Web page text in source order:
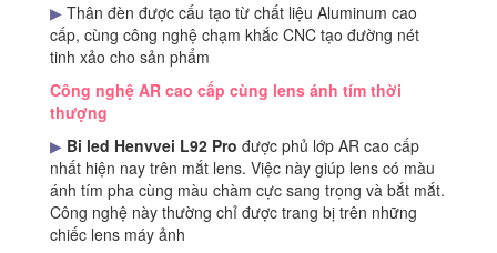
▶ Thân đèn được cấu tạo từ chất liệu Aluminum cao
cấp, cùng công nghệ chạm khắc CNC tạo đường nét
tinh xảo cho sản phẩm
Công nghệ AR cao cấp cùng lens ánh tím thời
thượng
▶ Bi led Henvvei L92 Pro được phủ lớp AR cao cấp
nhất hiện nay trên mắt lens. Việc này giúp lens có màu
ánh tím pha cùng màu chàm cực sang trọng và bắt mắt.
Công nghệ này thường chỉ được trang bị trên những
chiếc lens máy ảnh